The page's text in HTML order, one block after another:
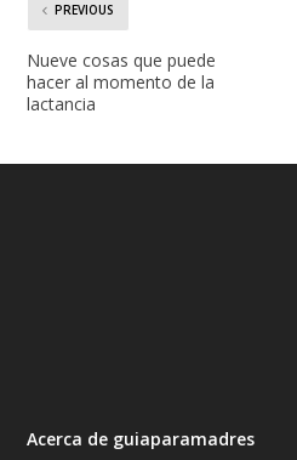
PREVIOUS
Nueve cosas que puede
hacer al momento de la
lactancia
Acerca de guiaparamadres